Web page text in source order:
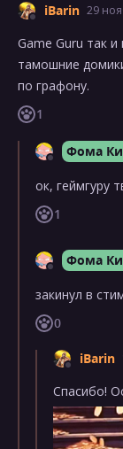
iBarin 29
Game Guru так
тамошние
по графону.
1
Фома
ок, геймгуру
1
Фома
закинул в
0
iBarin
Спасибо!